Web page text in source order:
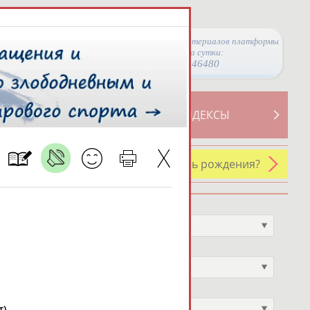
Просмотры материалов платформы
за сутки:
46480
СВОДНЫЕ ИНДЕКСЫ
У кого сегодня день рождения?